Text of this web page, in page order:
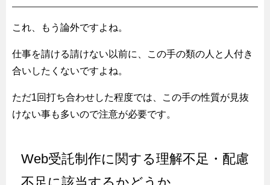
これ、もう論外ですよね。
仕事を請ける請けない以前に、この手の類の人と人付き
合いしたくないですよね。
ただ1回打ち合わせした程度では、この手の性質が見抜
けない事も多いので注意が必要です。
Web受託制作に関する理解不足・配慮